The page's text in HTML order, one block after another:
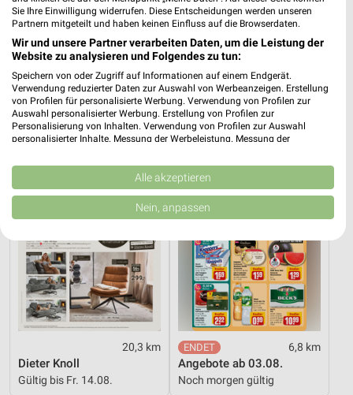
7,5 km
Angebote ab 01.08.
Noch heute gültig
20,3 km
Wohnen Spezial
Gültig bis Fr. 14.08.
XXXLutz
20,3 km
Dieter Knoll
Gültig bis Fr. 14.08.
REWE
6,8 km
Angebote ab 03.08.
Noch morgen gültig
Sie Ihre Einwilligung widerrufen. Diese Entscheidungen werden unseren
Partnern mitgeteilt und haben keinen Einfluss auf die Browserdaten.
Wir und unsere Partner verarbeiten Daten, um die Leistung der
Website zu analysieren und Folgendes zu tun:
Speichern von oder Zugriff auf Informationen auf einem Endgerät.
Verwendung reduzierter Daten zur Auswahl von Werbeanzeigen. Erstellung
von Profilen für personalisierte Werbung. Verwendung von Profilen zur
Auswahl personalisierter Werbung. Erstellung von Profilen zur
Personalisierung von Inhalten. Verwendung von Profilen zur Auswahl
personalisierter Inhalte. Messung der Werbeleistung. Messung der
Kombinationen von Daten aus verschiedenen Quellen. Entwicklung und
Verbesserung der Angebote. Verwendung reduzierter Daten zur Auswahl
von Inhalten.
Daten können außerhalb der Europäischen Union weitergegeben und in die
USA gesendet werden.
Website/App.
Partnerliste anzeigen (1 IAB-Anbieter)
Wir nutzen Ihre Daten für folgende Zwecke:
IAB-Verarbeitungszwecke:
Speichern von oder Zugriff auf Informationen
auf einem Endgerät
Verwendung reduzierter Daten zur Auswahl von
Werbeanzeigen
Alle akzeptieren
Nein, anpassen